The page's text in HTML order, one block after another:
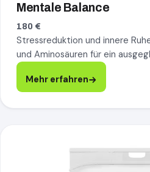
Mentale Balance
180 €
Stressreduktion und innere
und Aminosäuren für ein
Mehr erfahren